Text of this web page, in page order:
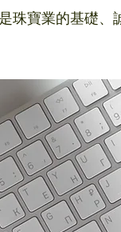
珠寶業的基礎、